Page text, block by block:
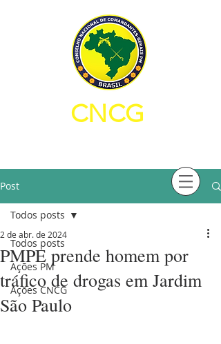
CNCG
Post
Todos posts
Ações PM
Ações CNCG
Todos posts
PMPE prende homem por
tráfico de drogas em Jardim
São Paulo
2 de abr. de 2024